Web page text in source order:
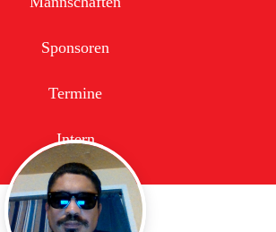
Sponsoren
Termine
Intern